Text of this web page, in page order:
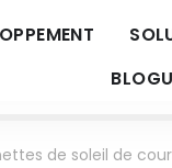
de soleil de